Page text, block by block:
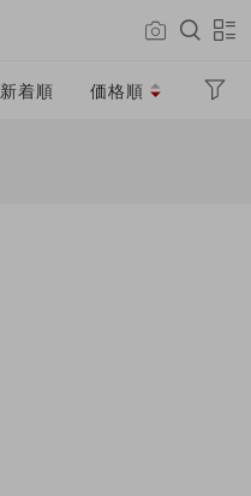
新着順 価格順